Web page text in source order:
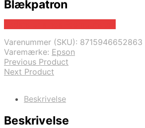
Blækpatron
Varenummer (SKU): 8715946652863
Varemærke: Epson
Previous Product
Next Product
Beskrivelse
Beskrivelse